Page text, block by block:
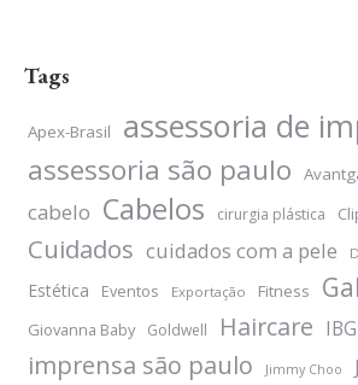
Tags
Apex-Brasil assessoria de
assessoria são paulo
cabelo Cabelos cirurgia plástica
Cuidados cuidados com a pele
Estética Eventos Exportação Fitness
Giovanna Baby Goldwell Haircare
imprensa são paulo Jimmy Choo